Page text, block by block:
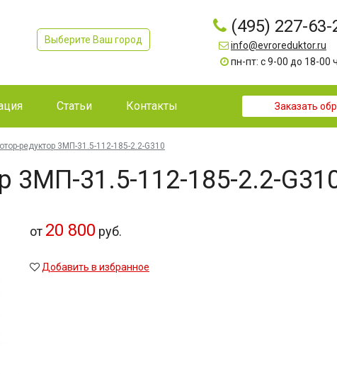
Выберите Ваш город
(495) 227-63-
info@evroreduktor.ru
пн-пт: с 9-00 до 18-00
Статьи Контакты Заказать
ре­дук­тор 3МП-31.5-112-185-2.2-G310
3МП-31.5-112-185-2.2-
от 20 800 руб.
Добавить в избранное